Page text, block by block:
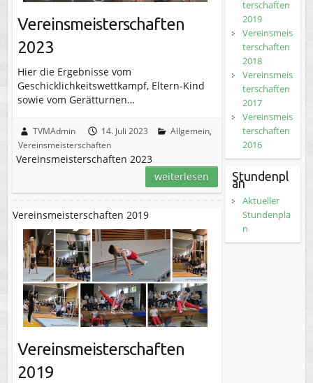
Vereinsmeisterschaften
2023
Hier die Ergebnisse vom
Geschicklichkeitswettkampf, Eltern-Kind
sowie vom Gerätturnen…
TVMAdmin 14. Juli 2023 Allgemein,
Vereinsmeisterschaften
Vereinsmeisterschaften 2023
weiterlesen
Vereinsmeisterschaften 2019
Vereinsmeisterschaften
2019
terschaften
2019
Vereinsmeis
terschaften
2018
Vereinsmeis
terschaften
2017
Vereinsmeis
terschaften
2016
Stundenpl
an
Aktueller
Stundenpla
n